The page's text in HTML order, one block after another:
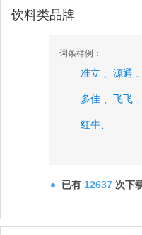
饮料类品牌
词条样例：
准立 、 源通 、
多佳 、 飞飞 、
红牛、
已有 12637 次下